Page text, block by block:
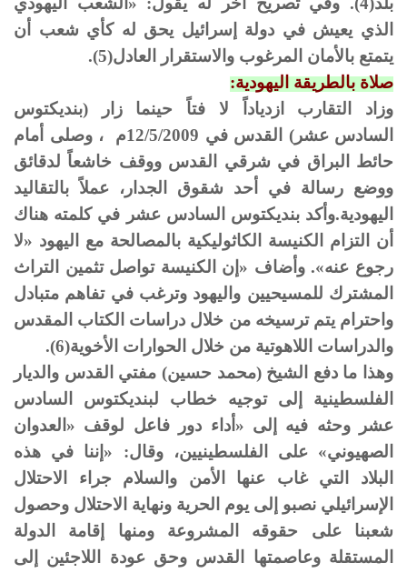
الذي يعيش في دولة إسرائيل يحق له كأي شعب أن
يتمتع بالأمان المرغوب والاستقرار العادل(5).
صلاة بالطريقة اليهودية:
وزاد التقارب ازدياداً لا فتاً حينما زار (بنديكتوس
السادس عشر) القدس في 12/5/2009م ، وصلى أمام
حائط البراق في شرقي القدس ووقف خاشعاً لدقائق
ووضع رسالة في أحد شقوق الجدار، عملاً بالتقاليد
اليهودية.وأكد بنديكتوس السادس عشر في كلمته هناك
أن التزام الكنيسة الكاثوليكية بالمصالحة مع اليهود «لا
رجوع عنه». وأضاف «إن الكنيسة تواصل تثمين التراث
المشترك للمسيحيين واليهود وترغب في تفاهم متبادل
واحترام يتم ترسيخه من خلال دراسات الكتاب المقدس
والدراسات اللاهوتية من خلال الحوارات الأخوية(6).
وهذا ما دفع الشيخ (محمد حسين) مفتي القدس والديار
الفلسطينية إلى توجيه خطاب لبنديكتوس السادس
عشر وحثه فيه إلى «أداء دور فاعل لوقف «العدوان
الصهيوني» على الفلسطينيين، وقال: «إننا في هذه
البلاد التي غاب عنها الأمن والسلام جراء الاحتلال
الإسرائيلي نصبو إلى يوم الحرية ونهاية الاحتلال وحصول
شعبنا على حقوقه المشروعة ومنها إقامة الدولة
المستقلة وعاصمتها القدس وحق عودة اللاجئين إلى